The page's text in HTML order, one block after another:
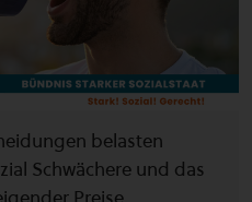
belasten
Schwächere und das